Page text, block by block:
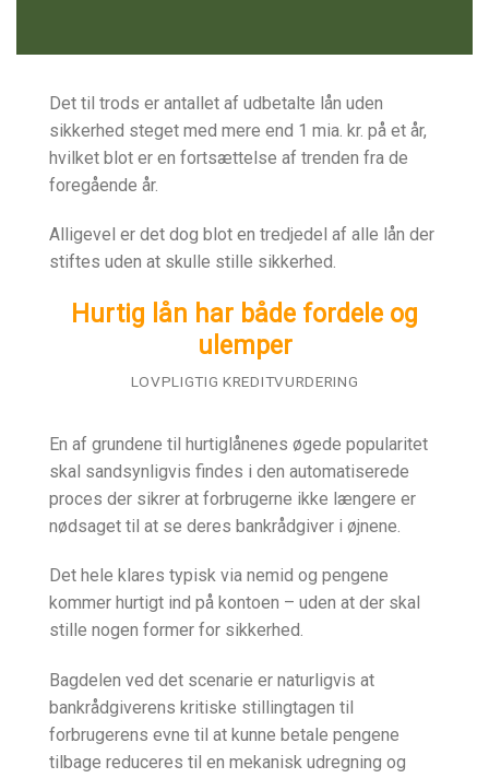
Det til trods er antallet af udbetalte lån uden
sikkerhed steget med mere end 1 mia. kr. på et år,
hvilket blot er en fortsættelse af trenden fra de
foregående år.
Alligevel er det dog blot en tredjedel af alle lån der
stiftes uden at skulle stille sikkerhed.
Hurtig lån har både fordele og
ulemper
LOVPLIGTIG KREDITVURDERING
En af grundene til hurtiglånenes øgede popularitet
skal sandsynligvis findes i den automatiserede
proces der sikrer at forbrugerne ikke længere er
nødsaget til at se deres bankrådgiver i øjnene.
Det hele klares typisk via nemid og pengene
kommer hurtigt ind på kontoen – uden at der skal
stille nogen former for sikkerhed.
Bagdelen ved det scenarie er naturligvis at
bankrådgiverens kritiske stillingtagen til
forbrugerens evne til at kunne betale pengene
tilbage reduceres til en mekanisk udregning og